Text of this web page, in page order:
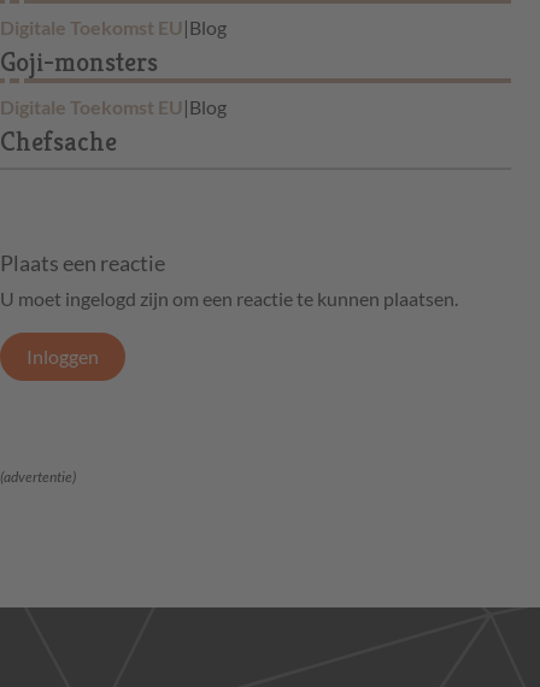
Digitale Toekomst EU |Blog
Goji-monsters
Digitale Toekomst EU |Blog
Chefsache
Plaats een reactie
U moet ingelogd zijn om een reactie te kunnen plaatsen.
Inloggen
(advertentie)